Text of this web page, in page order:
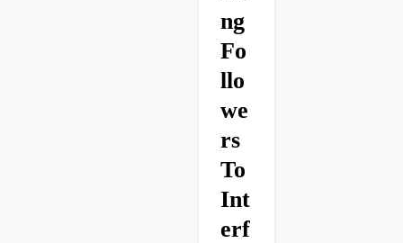
Ng
Fo
Llo
We
Rs
To
Int
Erf